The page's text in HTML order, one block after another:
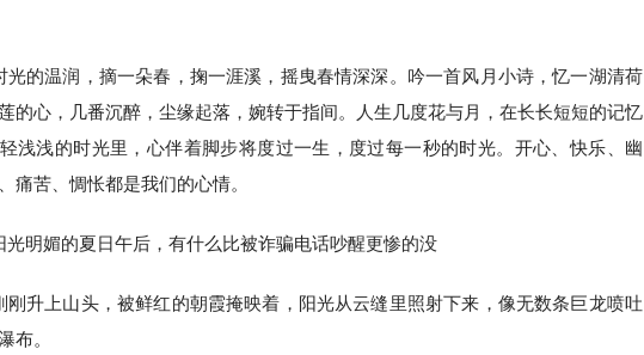
光的温润，摘一朵春，掬一涯溪，摇曳春情深深。吟一首风月小诗，忆一湖清荷
的心，几番沉醉，尘缘起落，婉转于指间。人生几度花与月，在长长短短的记忆
浅浅的时光里，心伴着脚步将度过一生，度过每一秒的时光。开心、快乐、幽
痛苦、惆怅都是我们的心情。
光明媚的夏日午后，有什么比被诈骗电话吵醒更惨的没
刚升上山头，被鲜红的朝霞掩映着，阳光从云缝里照射下来，像无数条巨龙喷吐
布。